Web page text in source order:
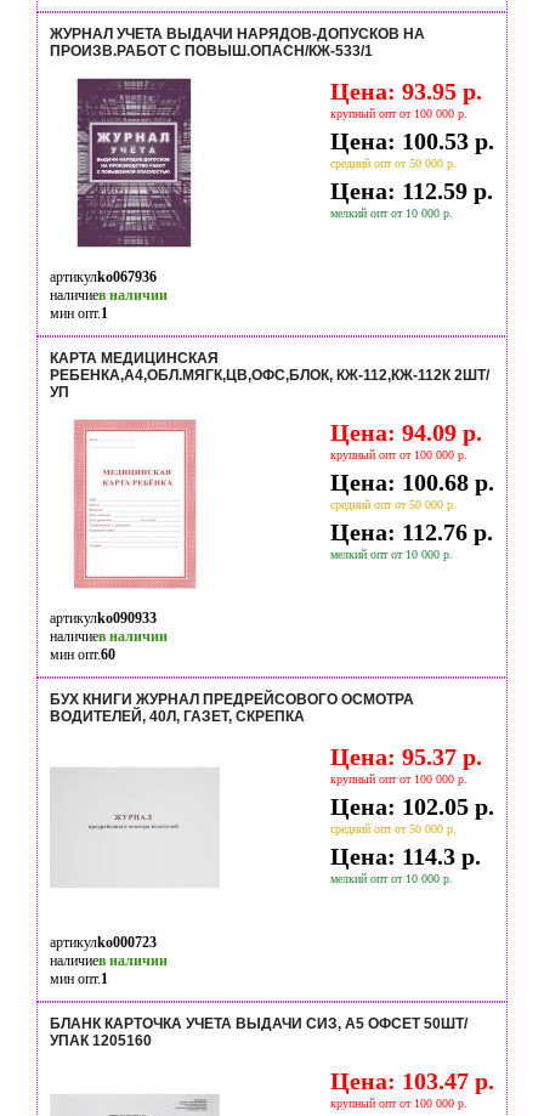
ЖУРНАЛ УЧЕТА ВЫДАЧИ НАРЯДОВ-ДОПУСКОВ НА
ПРОИЗВ.РАБОТ С ПОВЫШ.ОПАСН/КЖ-533/1
Цена: 93.95 р.
крупный опт от 100 000 р.
Цена: 100.53 р.
средний опт от 50 000 р.
Цена: 112.59 р.
мелкий опт от 10 000 р.
артикулko067936
наличиев наличии
мин опт.1
КАРТА МЕДИЦИНСКАЯ
РЕБЕНКА,А4,ОБЛ.МЯГК,ЦВ,ОФС,БЛОК, КЖ-112,КЖ-112К 2ШТ/
УП
Цена: 94.09 р.
крупный опт от 100 000 р.
Цена: 100.68 р.
средний опт от 50 000 р.
Цена: 112.76 р.
мелкий опт от 10 000 р.
артикулko090933
наличиев наличии
мин опт.60
БУХ КНИГИ ЖУРНАЛ ПРЕДРЕЙСОВОГО ОСМОТРА
ВОДИТЕЛЕЙ, 40Л, ГАЗЕТ, СКРЕПКА
Цена: 95.37 р.
крупный опт от 100 000 р.
Цена: 102.05 р.
средний опт от 50 000 р.
Цена: 114.3 р.
мелкий опт от 10 000 р.
артикулko000723
наличиев наличии
мин опт.1
БЛАНК КАРТОЧКА УЧЕТА ВЫДАЧИ СИЗ, А5 ОФСЕТ 50ШТ/
УПАК 1205160
Цена: 103.47 р.
крупный опт от 100 000 р.